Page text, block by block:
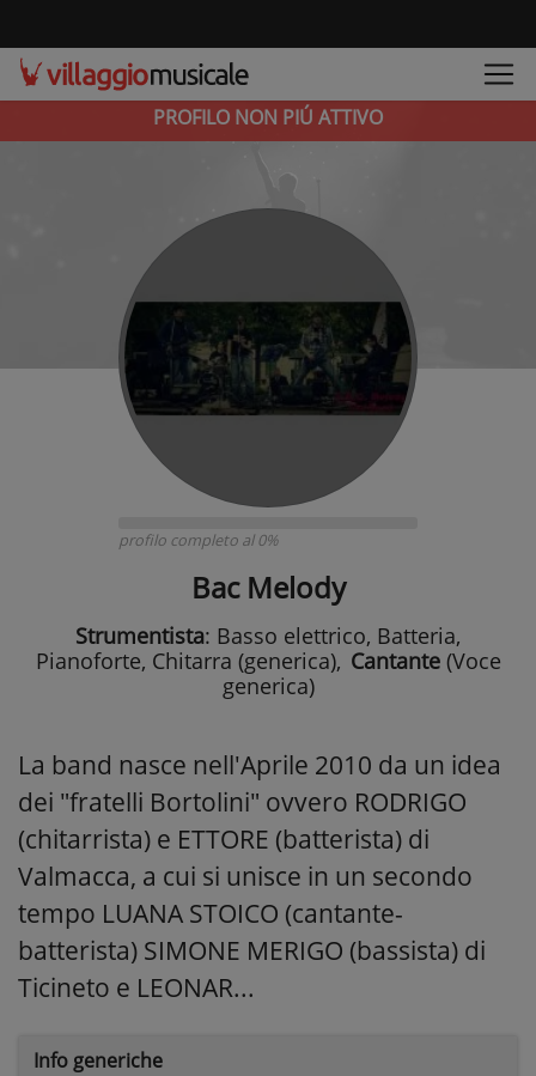
PROFILO NON PIÚ ATTIVO
profilo completo al 0%
Bac Melody
Strumentista: Basso elettrico, Batteria,
Pianoforte, Chitarra (generica), Cantante(Voce
generica)
La band nasce nell'Aprile 2010 da un idea
dei "fratelli Bortolini" ovvero RODRIGO
(chitarrista) e ETTORE (batterista) di
Valmacca, a cui si unisce in un secondo
tempo LUANA STOICO (cantante-
batterista) SIMONE MERIGO (bassista) di
Ticineto e LEONAR...
Info generiche